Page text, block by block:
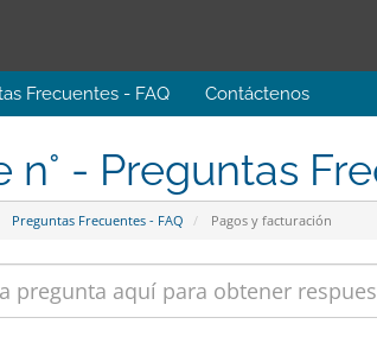
Frecuentes - FAQ Contáctenos
n° - Preguntas
Preguntas Frecuentes - FAQ Pagos y facturación